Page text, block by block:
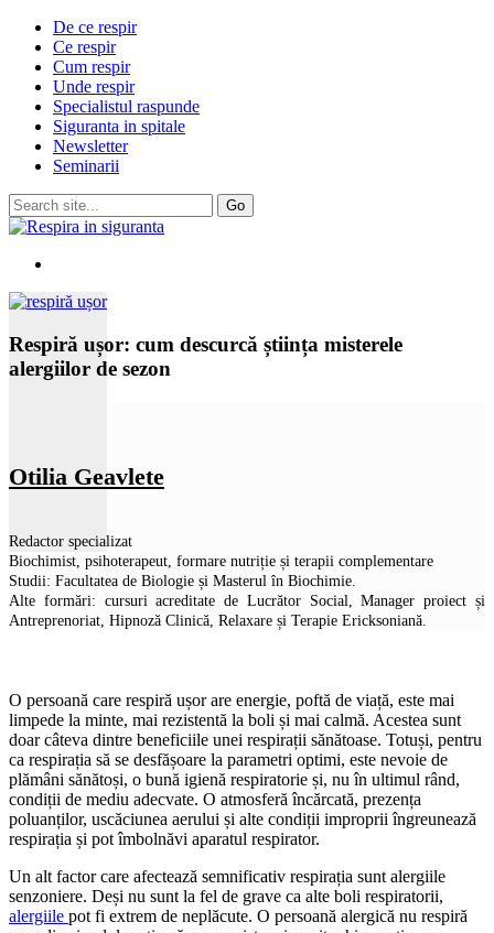
De ce respir
Ce respir
Cum respir
Unde respir
Specialistul raspunde
Siguranta in spitale
Newsletter
Seminarii
Respiră ușor: cum descurcă știința misterele
alergiilor de sezon
Otilia Geavlete
Redactor specializat
Biochimist, psihoterapeut, formare nutriție și terapii complementare
Studii: Facultatea de Biologie și Masterul în Biochimie.
Alte formări: cursuri acreditate de Lucrător Social, Manager proiect și
Antreprenoriat, Hipnoză Clinică, Relaxare și Terapie Ericksoniană.
O persoană care respiră ușor are energie, poftă de viață, este mai
limpede la minte, mai rezistentă la boli și mai calmă. Acestea sunt
doar câteva dintre beneficiile unei respirații sănătoase. Totuși, pentru
ca respirația să se desfășoare la parametri optimi, este nevoie de
plămâni sănătoși, o bună igienă respiratorie și, nu în ultimul rând,
condiții de mediu adecvate. O atmosferă încărcată, prezența
poluanților, uscăciunea aerului și alte condiții improprii îngreunează
respirația și pot îmbolnăvi aparatul respirator.
Un alt factor care afectează semnificativ respirația sunt alergiile
senzoniere. Deși nu sunt la fel de grave ca alte boli respiratorii,
alergiile pot fi extrem de neplăcute. O persoană alergică nu respiră